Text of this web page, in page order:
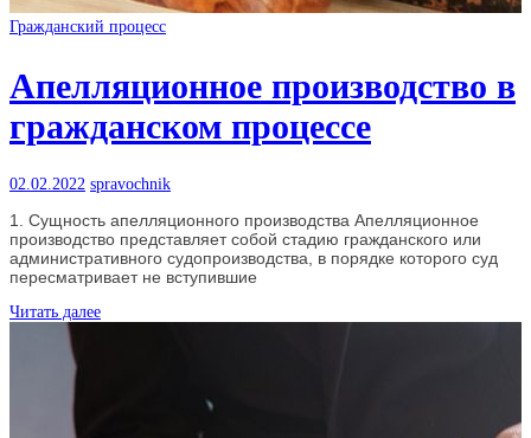
Гражданский процесс
Апелляционное производство в
гражданском процессе
02.02.2022 spravochnik
1. Сущность апелляционного производства Апелляционное
производство представляет собой стадию гражданского или
административного судопроизводства, в порядке которого суд
пересматривает не вступившие
Читать далее